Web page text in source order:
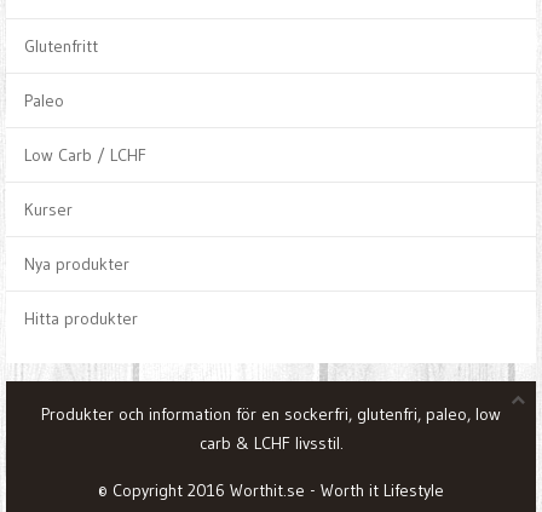
Glutenfritt
Paleo
Low Carb / LCHF
Kurser
Nya produkter
Hitta produkter
Produkter och information för en sockerfri, glutenfri, paleo, low
carb & LCHF livsstil.
© Copyright 2016 Worthit.se - Worth it Lifestyle